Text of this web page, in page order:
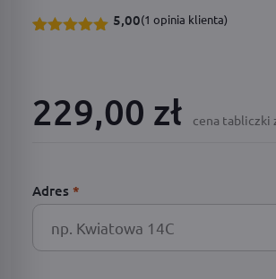
oceny
klienta
5,00(1 opinia klienta)
229,00 zł cena tabliczki
Adres *